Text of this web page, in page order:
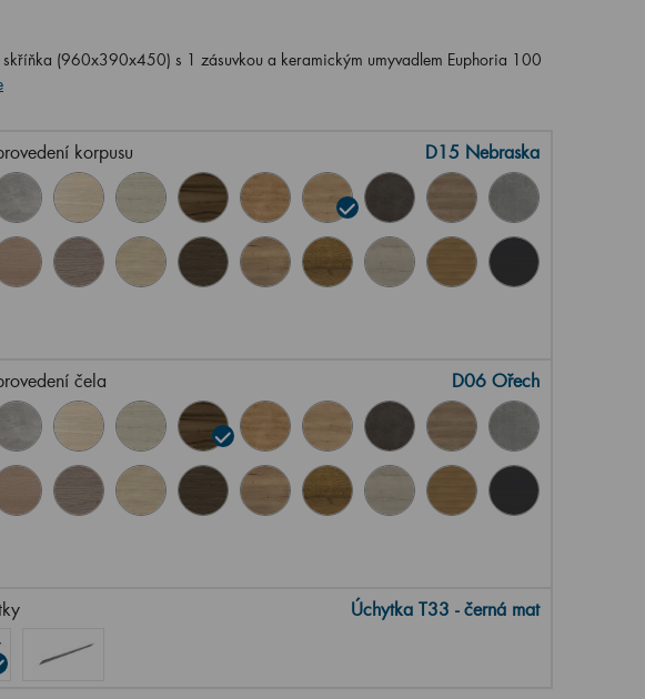
skříňka (960x390x450) s 1 zásuvkou a keramickým umyvadlem Euphoria 100
korpusu D15 Nebraska
čela D06 Ořech
Úchytka T33 - černá mat